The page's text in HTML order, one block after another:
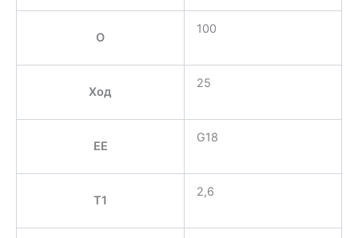
O
100
Ход
25
EE
G18
T1
2,6